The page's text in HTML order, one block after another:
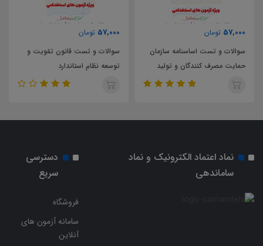
57,000 تومان
سوالات و تست اساسنامه سازمان
حمایت مصرف کنندگان و تولید
کنندگان
57,000 تومان
سوالات و تست قانون تقویت و
توسعه نظام استاندارد
نماد اعتماد الکترونیک و نماد
ساماندهی
دسترسی
سریع
فروشگاه
سامانه آزمون های
آنلاین